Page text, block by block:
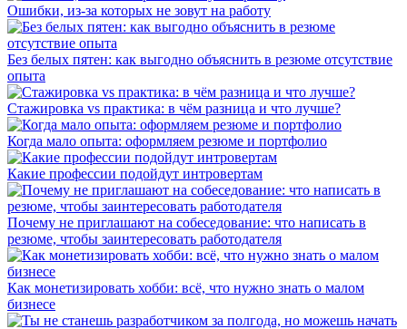
Ошибки, из-за которых не зовут на работу
Без белых пятен: как выгодно объяснить в резюме отсутствие
опыта
Стажировка vs практика: в чём разница и что лучше?
Когда мало опыта: оформляем резюме и портфолио
Какие профессии подойдут интровертам
Почему не приглашают на собеседование: что написать в
резюме, чтобы заинтересовать работодателя
Как монетизировать хобби: всё, что нужно знать о малом
бизнесе